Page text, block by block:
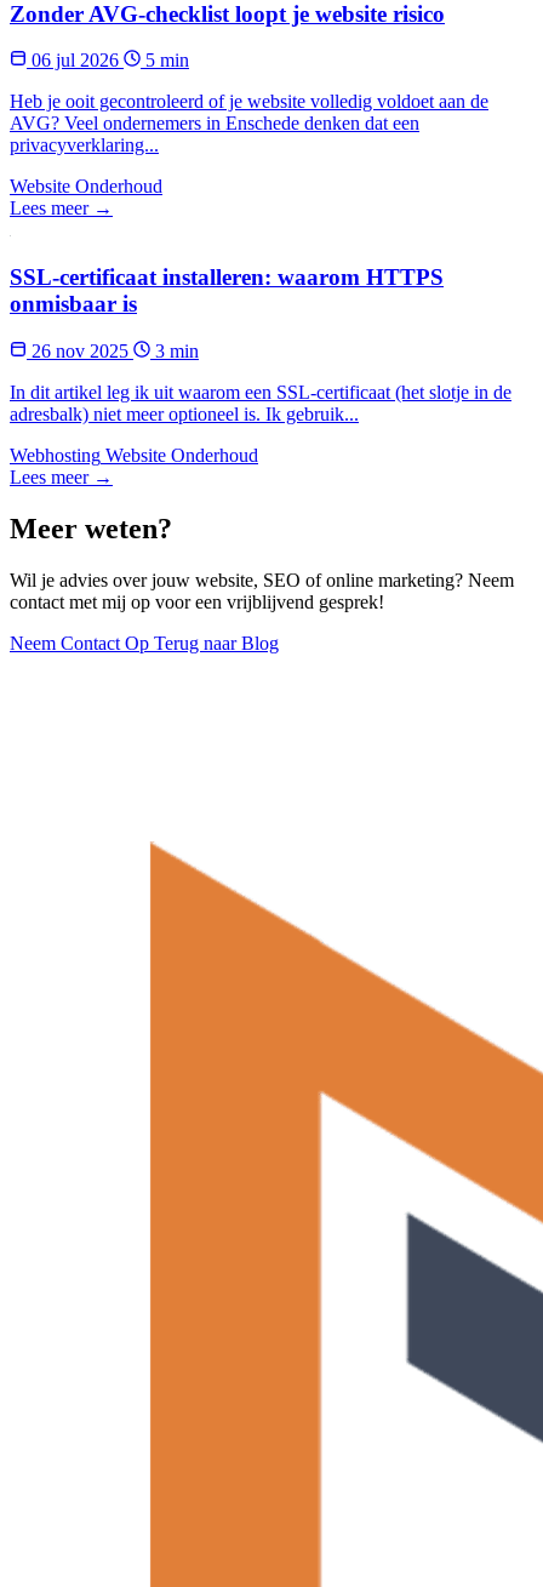
Zonder AVG-checklist loopt je website risico
06 jul 2026
5 min
Heb je ooit gecontroleerd of je website volledig voldoet aan de
AVG? Veel ondernemers in Enschede denken dat een
privacyverklaring...
Website Onderhoud
Lees meer →
SSL-certificaat installeren: waarom HTTPS
onmisbaar is
26 nov 2025
3 min
In dit artikel leg ik uit waarom een SSL-certificaat (het slotje in de
adresbalk) niet meer optioneel is. Ik gebruik...
Webhosting Website Onderhoud
Lees meer →
Meer weten?
Wil je advies over jouw website, SEO of online marketing? Neem
contact met mij op voor een vrijblijvend gesprek!
Neem Contact Op Terug naar Blog